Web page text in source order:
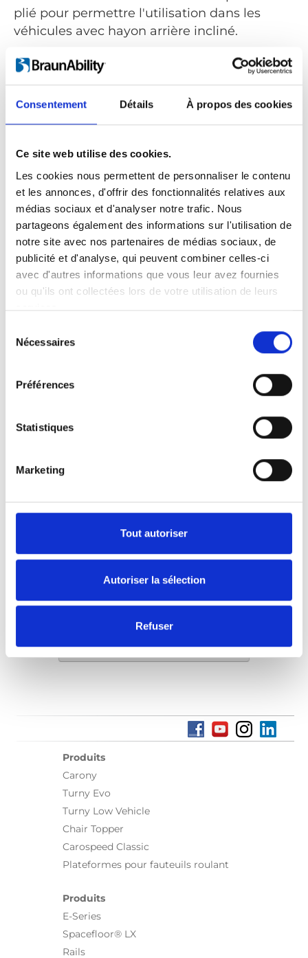
Consentement Détails À propos des cookies
Ce site web utilise des cookies.
Les cookies nous permettent de personnaliser le contenu
et les annonces, d'offrir des fonctionnalités relatives aux
médias sociaux et d'analyser notre trafic. Nous
partageons également des informations sur l'utilisation de
notre site avec nos partenaires de médias sociaux, de
publicité et d'analyse, qui peuvent combiner celles-ci
avec d'autres informations que vous leur avez fournies
ou qu'ils ont collectées lors de votre utilisation de leurs
services.
Nécessaires
Préférences
Statistiques
Marketing
Tout autoriser
Autoriser la sélection
Refuser
plié pour permettre l'utilisation dans les
véhicules avec hayon arrière incliné.
Tous les mouvements tels que le levage et le
pivot sont alimentés et commandés via la
commande manuelle. Le Carolift 90 peut
être installé dans de nombreux véhicules
fourgonnettes ou des fourgonnettes pleine
Faits en bref Instructions d’utilisation
Levage et pivotement motorisés
Fonctionnement à commande manuelle
Convient aux breaks, monospaces et
mini-bus.
réglées d'après les instructions figurant
universelle
Marquage CE
Prenez contact avec le distributeur le
démonstration.
Trouver un revendeur local
Trouver un revendeur local
Produits
Carony
Turny Evo
Turny Low Vehicle
Chair Topper
Carospeed Classic
Plateformes pour fauteuils roulant
Produits
E-Series
Spacefloor® LX
Rails